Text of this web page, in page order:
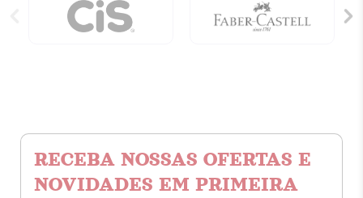
RECEBA NOSSAS OFERTAS E
NOVIDADES EM PRIMEIRA